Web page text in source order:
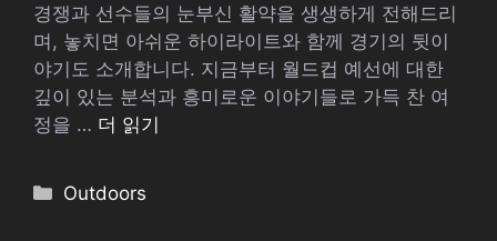
경쟁과 선수들의 눈부신 활약을 생생하게 전해드리
며, 놓치면 아쉬운 하이라이트와 함께 경기의 뒷이
야기도 소개합니다. 지금부터 월드컵 예선에 대한
깊이 있는 분석과 흥미로운 이야기들로 가득 찬 여
정을 … 더 읽기
카
Outdoors